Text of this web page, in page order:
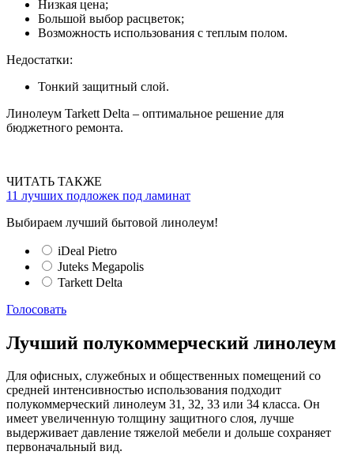
Низкая цена;
Большой выбор расцветок;
Возможность использования с теплым полом.
Недостатки:
Тонкий защитный слой.
Линолеум Tarkett Delta – оптимальное решение для
бюджетного ремонта.
ЧИТАТЬ ТАКЖЕ
11 лучших подложек под ламинат
Выбираем лучший бытовой линолеум!
iDeal Pietro
Juteks Megapolis
Tarkett Delta
Голосовать
Лучший полукоммерческий линолеум
Для офисных, служебных и общественных помещений со
средней интенсивностью использования подходит
полукоммерческий линолеум 31, 32, 33 или 34 класса. Он
имеет увеличенную толщину защитного слоя, лучше
выдерживает давление тяжелой мебели и дольше сохраняет
первоначальный вид.